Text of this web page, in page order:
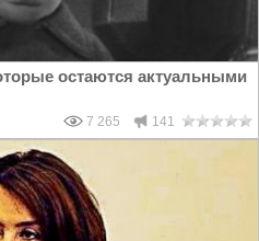
остаются актуальными
7 265 141